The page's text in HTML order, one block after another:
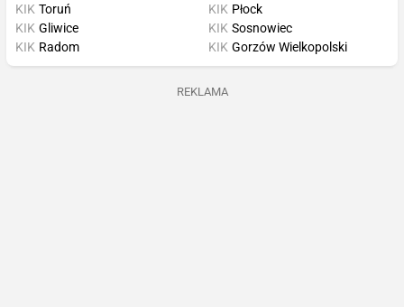
KIK Toruń
KIK Gliwice
KIK Radom
KIK Płock
KIK Sosnowiec
KIK Gorzów Wielkopolski
REKLAMA